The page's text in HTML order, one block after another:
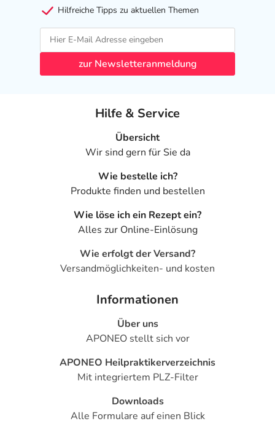
Hilfreiche Tipps zu aktuellen Themen
zur Newsletteranmeldung
Hilfe & Service
Übersicht
Wir sind gern für Sie da
Wie bestelle ich?
Produkte finden und bestellen
Wie löse ich ein Rezept ein?
Alles zur Online-Einlösung
Wie erfolgt der Versand?
Versandmöglichkeiten- und kosten
Informationen
Über uns
APONEO stellt sich vor
APONEO Heilpraktikerverzeichnis
Mit integriertem PLZ-Filter
Downloads
Alle Formulare auf einen Blick